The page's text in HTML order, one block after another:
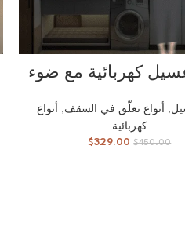
إضافة إلى السلة
كهربائية مع ضوء
, أنواع تعلّق في السقف,
أنواع
كهربائية
$450.00
$329.00